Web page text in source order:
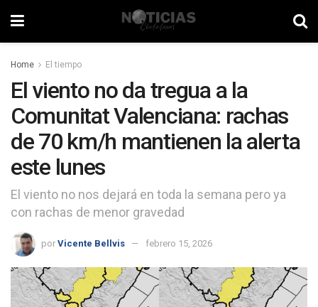
Home El tiempo
El viento no da tregua a la
Comunitat Valenciana: rachas
de 70 km/h mantienen la alerta
este lunes
El viento no nos dejará en toda la semana pero ya
con rachas de menor gravedad
por Vicente Bellvis febrero 15, 2026